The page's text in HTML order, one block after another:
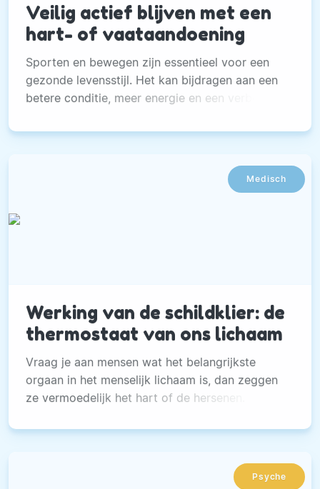
Veilig actief blijven met een
hart- of vaataandoening
Sporten en bewegen zijn essentieel voor een
gezonde levensstijl. Het kan bijdragen aan een
betere conditie, meer energie en een verbeterde
Medisch
Werking van de schildklier: de
thermostaat van ons lichaam
Vraag je aan mensen wat het belangrijkste
orgaan in het menselijk lichaam is, dan zeggen
ze vermoedelijk het hart of de hersenen.
Psyche